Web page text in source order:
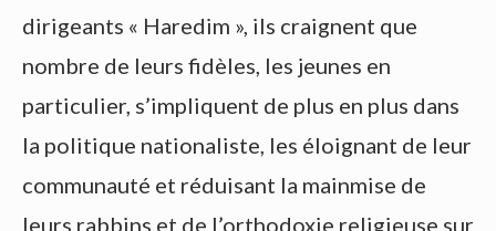
dirigeants « Haredim », ils craignent que
nombre de leurs fidèles, les jeunes en
particulier, s’impliquent de plus en plus dans
la politique nationaliste, les éloignant de leur
communauté et réduisant la mainmise de
leurs rabbins et de l’orthodoxie religieuse sur